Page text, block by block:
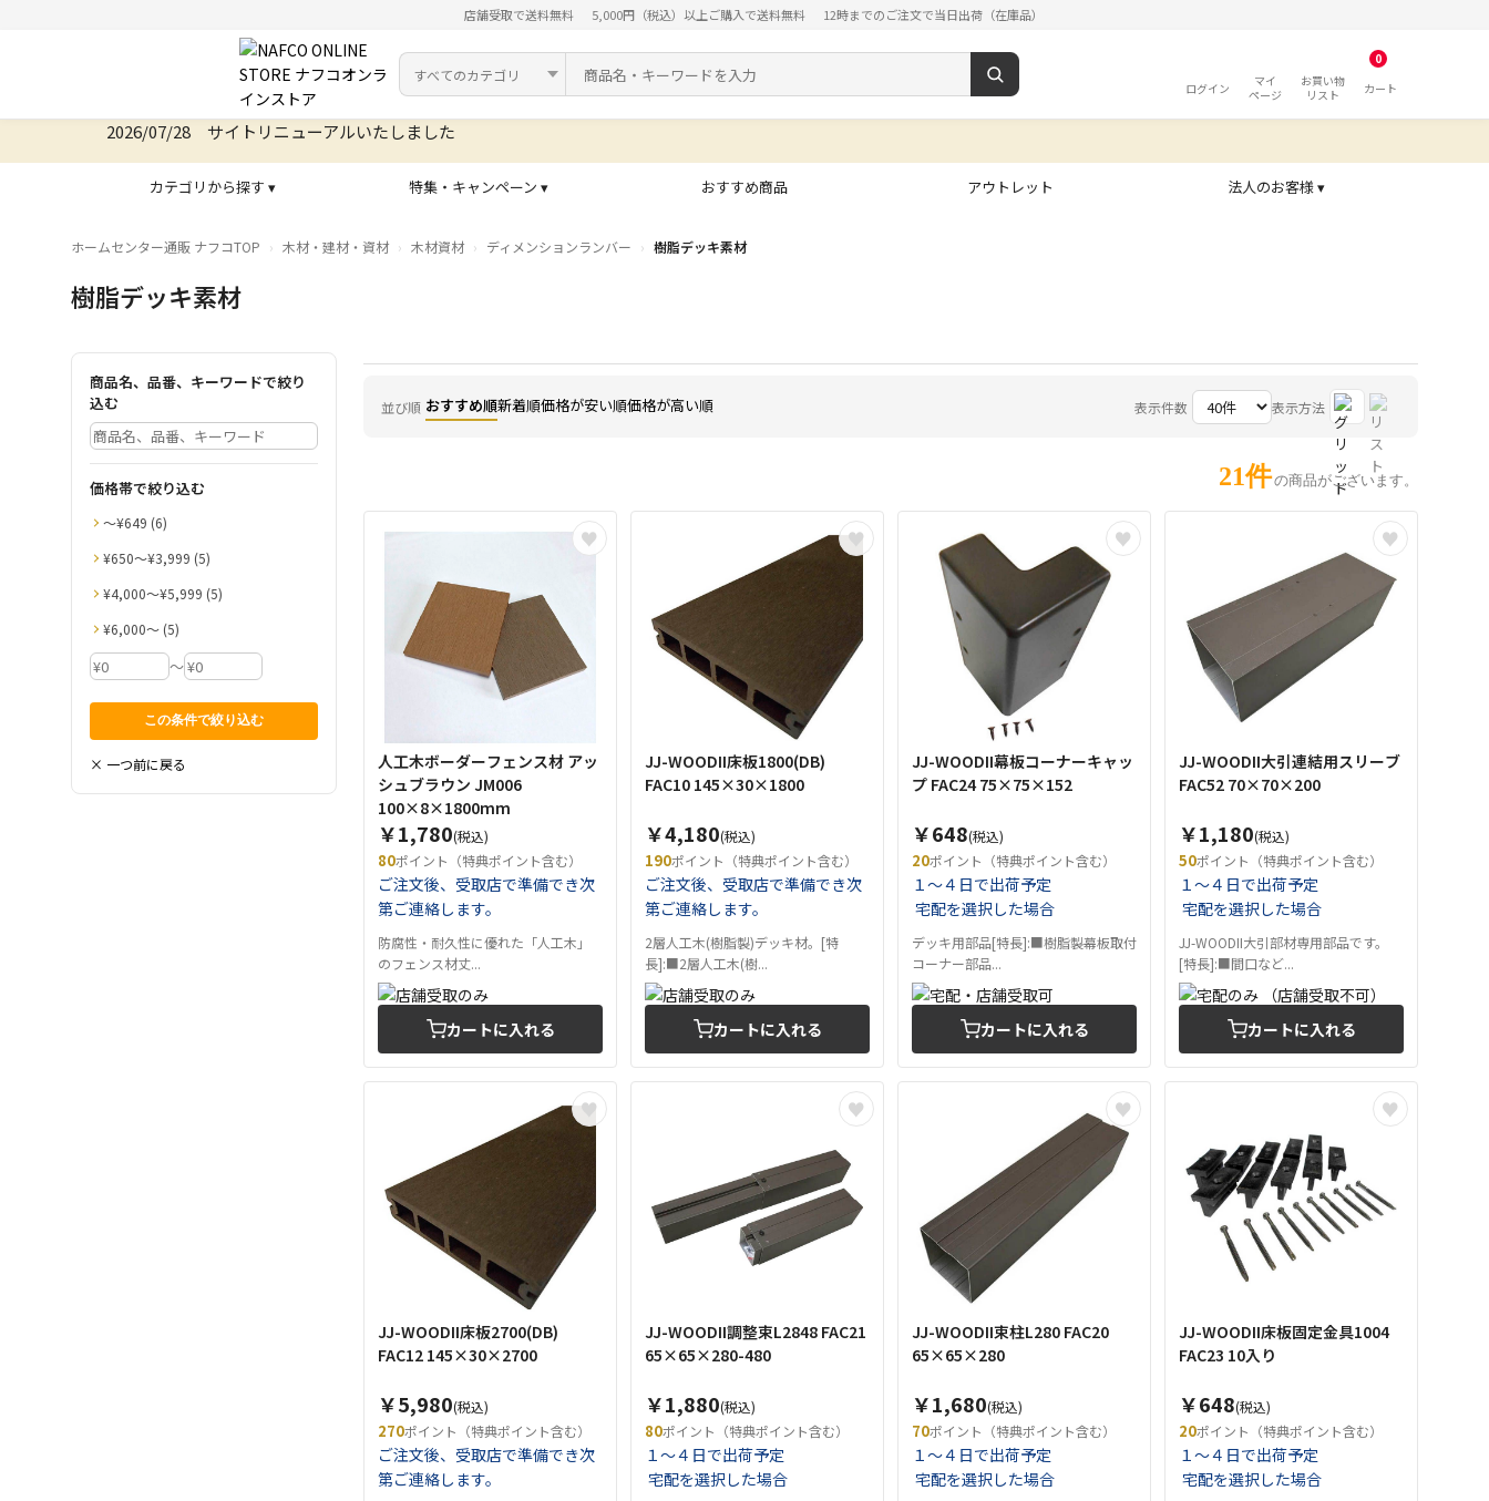
店舗受取で送料無料 5,000円（税込）以上ご購入で送料無料 12時までのご注文で当日出荷（在庫品）
カテゴリ
検索キーワード
ログイン
マイ
ページ
お買い物
リスト
0
カート
2026/07/28 サイトリニューアルいたしました
カテゴリから探す ▾ 特集・キャンペーン ▾ おすすめ商品 アウトレット 法人のお客様 ▾
ホームセンター通販 ナフコTOP 木材・建材・資材 木材資材 ディメンションランバー 樹脂デッキ素材
樹脂デッキ素材
商品名、品番、キーワードで絞り
込む
価格帯で絞り込む
〜¥649 (6)
¥650〜¥3,999 (5)
¥4,000〜¥5,999 (5)
¥6,000〜 (5)
～
× 一つ前に戻る
並び順 おすすめ順新着順価格が安い順価格が高い順 表示件数 表示方法
21件の商品がございます。
人工木ボーダーフェンス材 アッ
シュブラウン JM006
100×8×1800mm
￥1,780(税込)
80ポイント（特典ポイント含む）
ご注文後、受取店で準備でき次
第ご連絡します。
防腐性・耐久性に優れた「人工木」
のフェンス材丈...
カートに入れる
JJ-WOODII床板1800(DB)
FAC10 145×30×1800
￥4,180(税込)
190ポイント（特典ポイント含む）
ご注文後、受取店で準備でき次
第ご連絡します。
2層人工木(樹脂製)デッキ材。[特
長]:■2層人工木(樹...
カートに入れる
JJ-WOODII幕板コーナーキャッ
プ FAC24 75×75×152
￥648(税込)
20ポイント（特典ポイント含む）
１～４日で出荷予定
宅配を選択した場合
デッキ用部品[特長]:■樹脂製幕板取付
コーナー部品...
カートに入れる
JJ-WOODII大引連結用スリーブ
FAC52 70×70×200
￥1,180(税込)
50ポイント（特典ポイント含む）
１～４日で出荷予定
宅配を選択した場合
JJ-WOODII大引部材専用部品です。
[特長]:■間口など...
カートに入れる
JJ-WOODII床板2700(DB)
FAC12 145×30×2700
￥5,980(税込)
270ポイント（特典ポイント含む）
ご注文後、受取店で準備でき次
第ご連絡します。
JJ-WOODII調整束L2848 FAC21
65×65×280-480
￥1,880(税込)
80ポイント（特典ポイント含む）
１～４日で出荷予定
宅配を選択した場合
JJ-WOODII束柱L280 FAC20
65×65×280
￥1,680(税込)
70ポイント（特典ポイント含む）
１～４日で出荷予定
宅配を選択した場合
JJ-WOODII床板固定金具1004
FAC23 10入り
￥648(税込)
20ポイント（特典ポイント含む）
１～４日で出荷予定
宅配を選択した場合